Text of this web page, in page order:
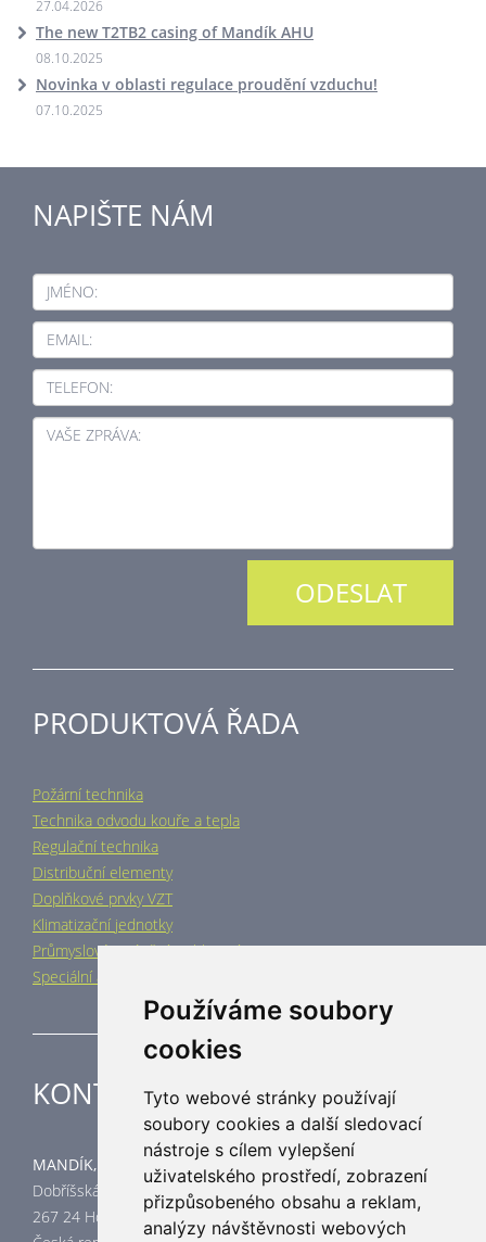
Používáme soubory
cookies
Tyto webové stránky používají
soubory cookies a další sledovací
nástroje s cílem vylepšení
uživatelského prostředí, zobrazení
přizpůsobeného obsahu a reklam,
analýzy návštěvnosti webových
27.04.2026
The new T2TB2 casing of Mandík AHU
08.10.2025
Novinka v oblasti regulace proudění vzduchu!
07.10.2025
NAPIŠTE NÁM
JMÉNO:
EMAIL:
TELEFON:
VAŠE ZPRÁVA:
PRODUKTOVÁ ŘADA
Požární technika
Technika odvodu kouře a tepla
Regulační technika
Distribuční elementy
Doplňkové prvky VZT
Klimatizační jednotky
Průmyslové vytápění a chlazení
Speciální aplikace
KONTAKT
MANDÍK, a.s.
Dobříšská 550
267 24 Hostomice